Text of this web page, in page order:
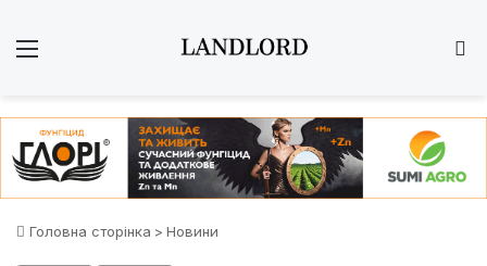
Головна сторінка > Новини